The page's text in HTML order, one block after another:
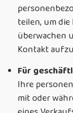
teilen, um
überwachen
Kontakt
Für
Ihre
mit oder